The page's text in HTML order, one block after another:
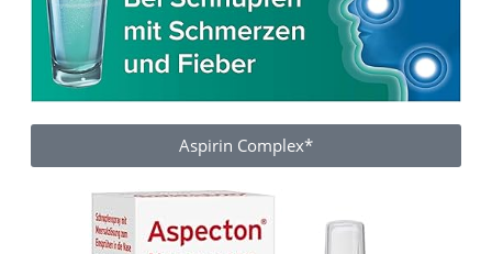
Aspirin Complex*